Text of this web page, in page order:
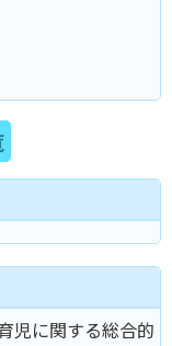
児に関する総合的